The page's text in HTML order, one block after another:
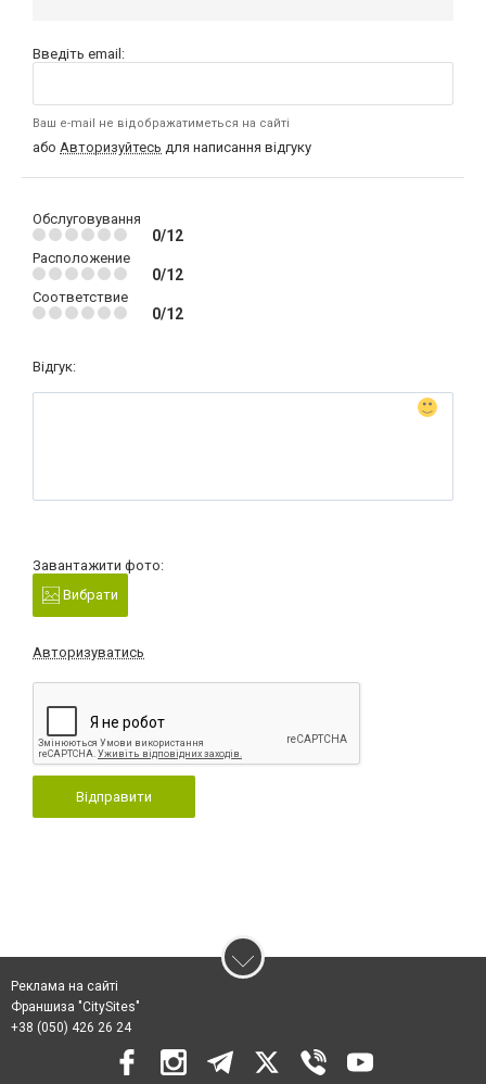
Введіть email:
Ваш e-mail не відображатиметься на сайті
або Авторизуйтесь для написання відгуку
Обслуговування
0/12
Расположение
0/12
Соответствие
0/12
Відгук:
Завантажити фото:
Вибрати
Авторизуватись
Відправити
Реклама на сайті
Франшиза "CitySites"
+38 (050) 426 26 24